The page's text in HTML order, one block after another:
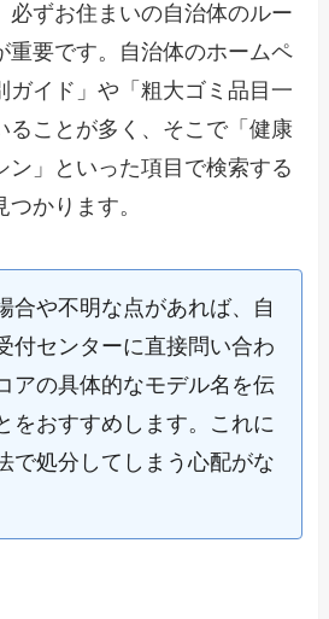
必ずお住まいの自治体のルー
重要です。自治体のホームペ
ガイド」や「粗大ゴミ品目一
ることが多く、そこで「健康
ン」といった項目で検索する
かります。
合や不明な点があれば、自
付センターに直接問い合わ
アの具体的なモデル名を伝
をおすすめします。これに
で処分してしまう心配がな